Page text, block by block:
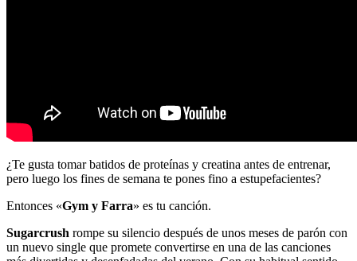
¿Te gusta tomar batidos de proteínas y creatina antes de entrenar,
pero luego los fines de semana te pones fino a estupefacientes?
Entonces «Gym y Farra» es tu canción.
Sugarcrush rompe su silencio después de unos meses de parón con
un nuevo single que promete convertirse en una de las canciones